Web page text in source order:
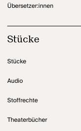
Übersetzer:innen
Stücke
Stücke
Audio
Stoffrechte
Theaterbücher